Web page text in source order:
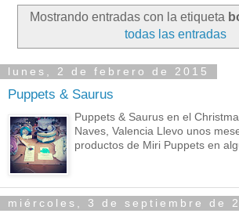
Mostrando entradas con la etiqueta
todas las entradas
lunes, 2 de febrero de 2015
Puppets & Saurus
Puppets & Saurus en el
Naves, Valencia Llevo unos
productos de Miri Puppets en
miércoles, 3 de septiembre de